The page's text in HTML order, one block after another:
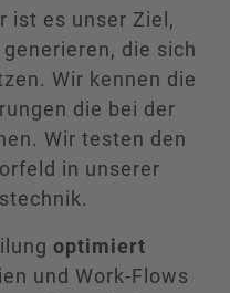
ist es unser Ziel,
generieren, die sich
Wir kennen die
die bei der
Wir testen den
in unserer
optimiert
und Work-Flows